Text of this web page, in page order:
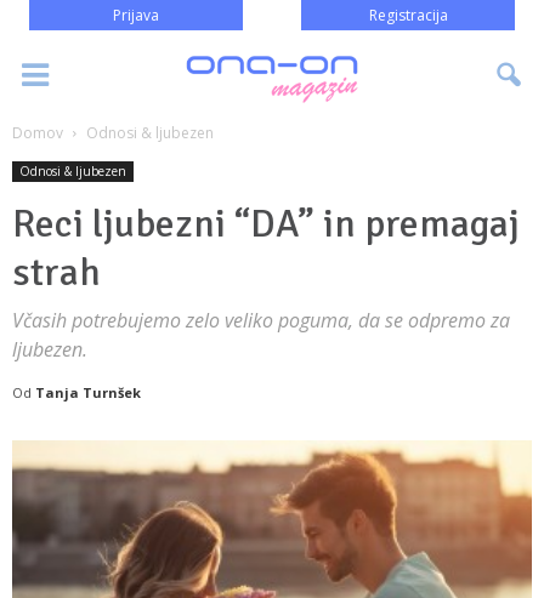
Prijava Registracija
Domov Odnosi & ljubezen
Odnosi & ljubezen
Reci ljubezni “DA” in premagaj
strah
Včasih potrebujemo zelo veliko poguma, da se odpremo za
ljubezen.
Od Tanja Turnšek